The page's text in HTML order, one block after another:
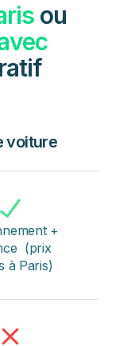
ou
voiture
+
(prix
à Paris)